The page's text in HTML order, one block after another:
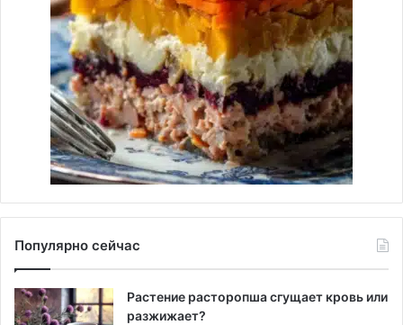
Популярно сейчас
Растение расторопша сгущает кровь или
разжижает?